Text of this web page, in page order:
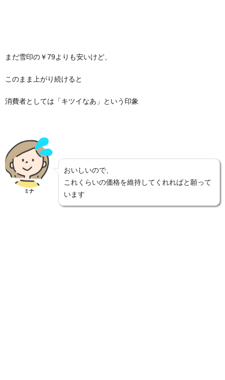
まだ雪印の￥79よりも安いけど、
このまま上がり続けると
消費者としては「キツイなあ」という印象
ミナ
おいしいので、
これくらいの価格を維持してくれればと願って
います